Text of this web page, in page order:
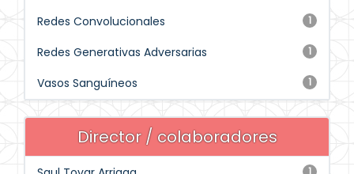
1
Redes Convolucionales
1
Redes Generativas Adversarias
1
Vasos Sanguíneos
Director / colaboradores
1